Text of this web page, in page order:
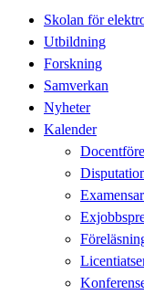
Skolan för
Utbildning
Forskning
Samverkan
Nyheter
Kalender